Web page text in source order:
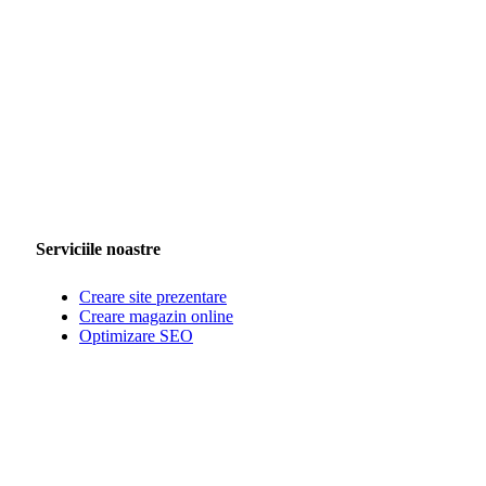
Serviciile noastre
Creare site prezentare
Creare magazin online
Optimizare SEO